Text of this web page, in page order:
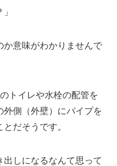
か意味がわかりませんで
トイレや水栓の配管を
側（外壁）にパイプを
だそうです。
出しになるなんて思って